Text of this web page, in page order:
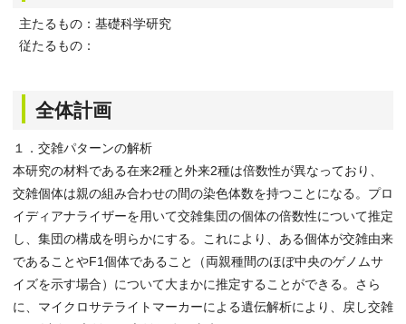
主たるもの：基礎科学研究
従たるもの：
全体計画
１．交雑パターンの解析
本研究の材料である在来2種と外来2種は倍数性が異なっており、
交雑個体は親の組み合わせの間の染色体数を持つことになる。プロ
イディアナライザーを用いて交雑集団の個体の倍数性について推定
し、集団の構成を明らかにする。これにより、ある個体が交雑由来
であることやF1個体であること（両親種間のほぼ中央のゲノムサ
イズを示す場合）について大まかに推定することができる。さら
に、マイクロサテライトマーカーによる遺伝解析により、戻し交雑